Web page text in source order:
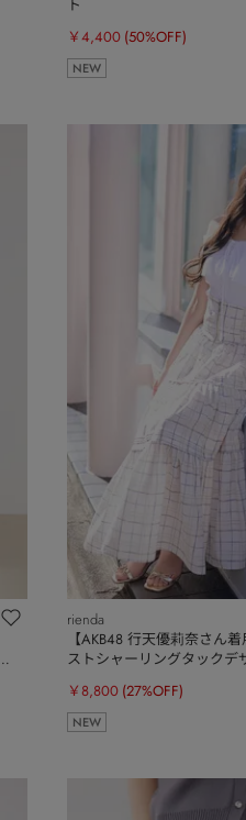
ト
￥4,400 (50%OFF)
NEW
rienda
【AKB48 行天優莉奈さん
ストシャーリングタックデ
￥8,800 (27%OFF)
NEW